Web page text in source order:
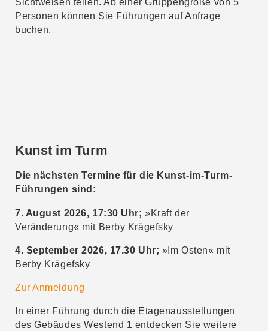
Personen können Sie Führungen auf Anfrage
buchen.
Kunst im Turm
Die nächsten Termine für die Kunst-im-Turm-
Führungen sind:
7. August 2026, 17:30 Uhr;»Kraft der
Veränderung« mit Berby Krägefsky
4. September 2026, 17.30 Uhr; »Im Osten« mit
Berby Krägefsky
Zur Anmeldung
In einer Führung durch die Etagenausstellungen
des Gebäudes Westend 1 entdecken Sie weitere